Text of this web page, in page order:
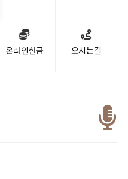
온라인헌금 오시는길